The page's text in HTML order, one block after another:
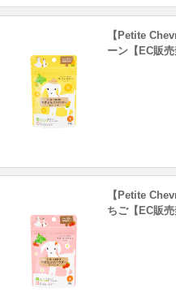
【Petite
ーン【EC販
【Petite
ちご【EC販